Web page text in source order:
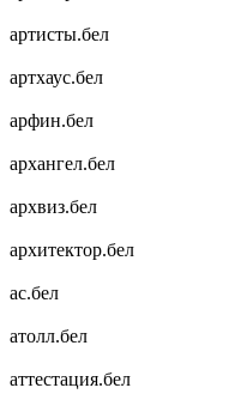
артисты.бел
артхаус.бел
арфин.бел
архангел.бел
архвиз.бел
архитектор.бел
ас.бел
атолл.бел
аттестация.бел